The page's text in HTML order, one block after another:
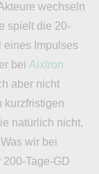
wechseln
spielt die 20-
eines Impulses
bei Aixtron
aber nicht
kurzfristigen
natürlich nicht,
wir bei
Tage-GD